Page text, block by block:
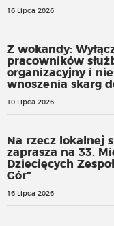
16 Lipca 2026
Z wokandy:
pracowników
organizacyjny i
wnoszenia skarg
10 Lipca 2026
Na rzecz lokalnej
zaprasza na 33.
Dziecięcych
Gór”
16 Lipca 2026